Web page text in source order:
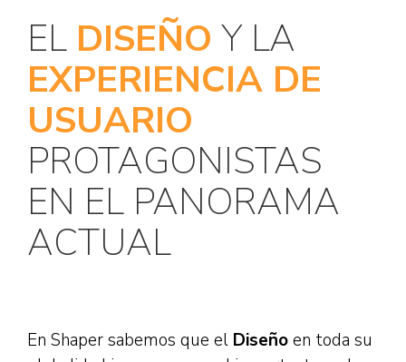
EL DISEÑO Y LA
EXPERIENCIA DE
USUARIO
PROTAGONISTAS
EN EL PANORAMA
ACTUAL
En Shaper sabemos que el Diseñoen toda su